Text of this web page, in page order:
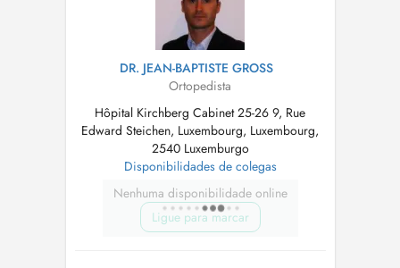
DR. JEAN-BAPTISTE GROSS
Ortopedista
Hôpital Kirchberg Cabinet 25-26 9, Rue
Edward Steichen, Luxembourg, Luxembourg,
2540 Luxemburgo
Disponibilidades de colegas
Nenhuma disponibilidade online
Ligue para marcar